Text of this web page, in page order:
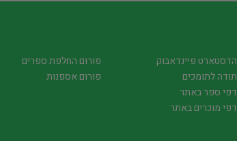
הדסטארט פיינדאבוק
תודה לתומכים
דפי ספר באתר
דפי מוכרים באתר
פורום החלפת ספרים
פורום אספנות